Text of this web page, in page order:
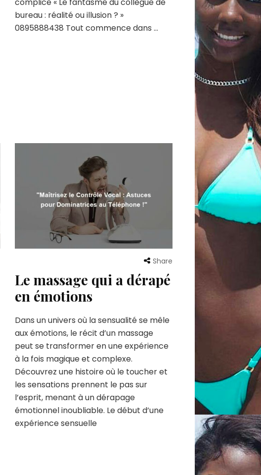
complice « Le fantasme du collègue de
bureau : réalité ou illusion ? »
0895888438 Tout commence dans …
Share
Le massage qui a dérapé
en émotions
Dans un univers où la sensualité se mêle
aux émotions, le récit d’un massage
peut se transformer en une expérience
à la fois magique et complexe.
Découvrez une histoire où le toucher et
les sensations prennent le pas sur
l’esprit, menant à un dérapage
émotionnel inoubliable. Le début d’une
expérience sensuelle